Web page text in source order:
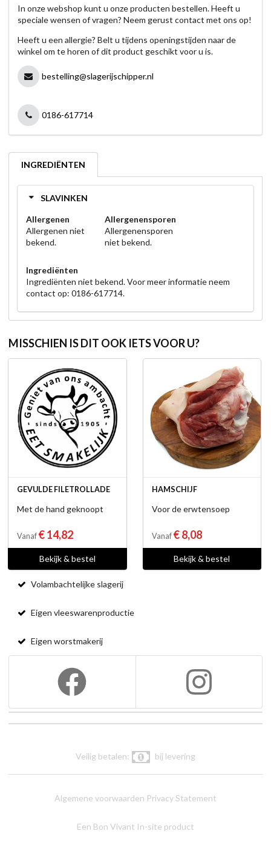
In onze webshop kunt u onze producten bestellen. Heeft u
speciale wensen of vragen? Neem gerust contact met ons op!
Heeft u een allergie? Belt u tijdens openingstijden naar de
winkel om te horen of dit product geschikt voor u is.
bestelling@slagerijschipper.nl
0186-617714
INGREDIËNTEN
SLAVINKEN
Allergenen
Allergenen niet
bekend.
Allergenensporen
Allergenensporen
niet bekend.
Ingrediënten
Ingrediënten niet bekend. Voor meer informatie neem
contact op: 0186-617714.
MISSCHIEN IS DIT OOK IETS VOOR U?
GEVULDE FILETROLLADE
Met de hand geknoopt
Vanaf € 14,82
Bekijk & bestel
HAMSCHIJF
Voor de erwtensoep
Vanaf € 8,08
Bekijk & bestel
Volambachtelijke slagerij
Eigen vleeswarenproductie
Eigen worstmakerij
Veilig betalen: bij levering
Algemene voorwaarden Privacy Statement
Een Bon Vivant In-site product